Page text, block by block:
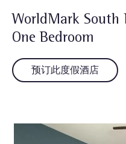
WorldMark South
One Bedroom
预订此度假酒店